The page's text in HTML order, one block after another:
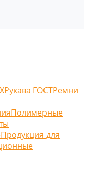
Рукава ГОСТРемни
Полимерные
Продукция для